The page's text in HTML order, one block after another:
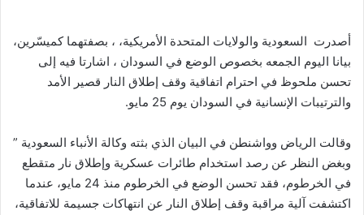
أصدرت السعودية والولايات المتحدة الأمريكية، ، بصفتهما كميسّرين،
بيانا اليوم الجمعه بخصوص الوضع في السودان ، اشارتا فيه إلى
تحسن ملحوظ في احترام اتفاقية وقف إطلاق النار قصير الأمد
والترتيبات الإنسانية في السودان يوم 25 مايو.
وقالت الرياض وواشنطن في البيان الذي بثته وكالة الأنباء السعودية ”
وبغض النظر عن رصد استخدام طائرات عسكرية وإطلاق نار متقطع
في الخرطوم، فقد تحسن الوضع في الخرطوم منذ 24 مايو، عندما
اكتشفت آلية مراقبة وقف إطلاق النار عن انتهاكات جسيمة للاتفاقية،